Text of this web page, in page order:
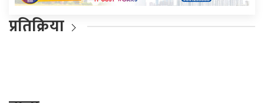
प्रतिक्रिया